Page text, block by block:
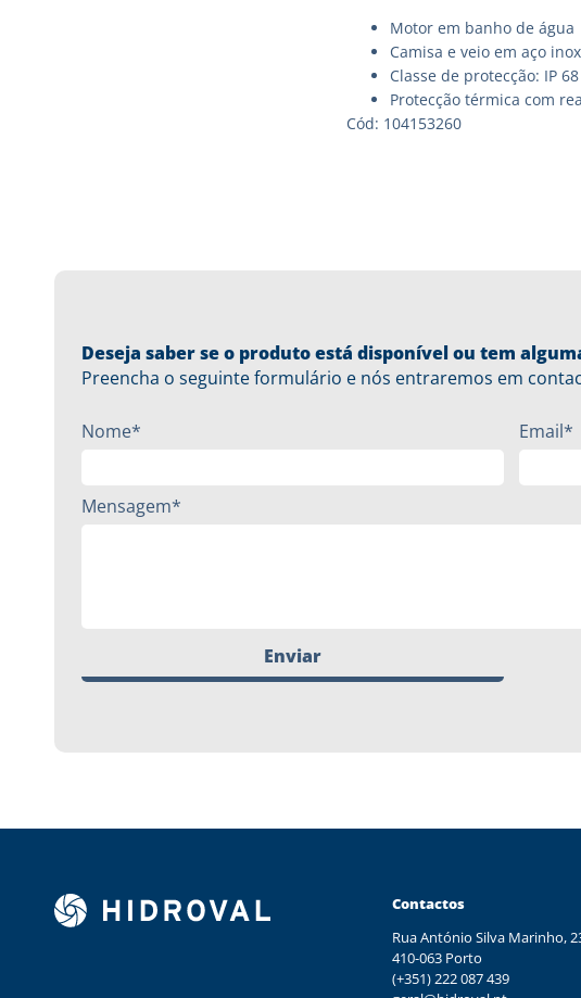
Motor em banho de água
Camisa e veio em aço
Classe de protecção: IP 68
Protecção térmica com
Cód: 104153260
Deseja saber se o produto está disponível ou tem
Preencha o seguinte formulário e nós entraremos em
Nome* Email*
Mensagem*
Enviar
Contactos
Rua António Silva Marinho,
410-063 Porto
(+351) 222 087 439